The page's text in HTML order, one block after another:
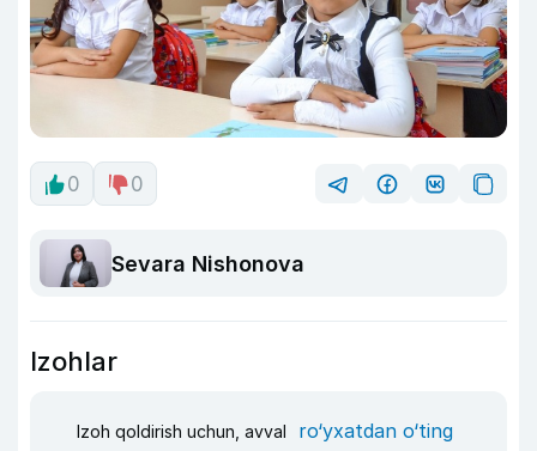
0 0
Sevara Nishonova
Izohlar
Izoh qoldirish uchun, avval ro‘yxatdan o‘ting